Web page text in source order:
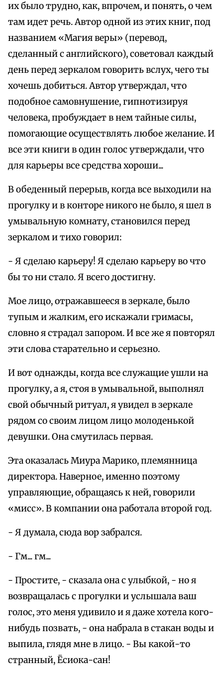
их было трудно, как, впрочем, и понять, о чем
там идет речь. Автор одной из этих книг, под
названием «Магия веры» (перевод,
сделанный с английского), советовал каждый
день перед зеркалом говорить вслух, чего ты
хочешь добиться. Автор утверждал, что
подобное самовнушение, гипнотизируя
человека, пробуждает в нем тайные силы,
помогающие осуществлять любое желание. И
все эти книги в один голос утверждали, что
для карьеры все средства хороши...
В обеденный перерыв, когда все выходили на
прогулку и в конторе никого не было, я шел в
умывальную комнату, становился перед
зеркалом и тихо говорил:
- Я сделаю карьеру! Я сделаю карьеру во что
бы то ни стало. Я всего достигну.
Мое лицо, отражавшееся в зеркале, было
тупым и жалким, его искажали гримасы,
словно я страдал запором. И все же я повторял
эти слова старательно и серьезно.
И вот однажды, когда все служащие ушли на
прогулку, а я, стоя в умывальной, выполнял
свой обычный ритуал, я увидел в зеркале
рядом со своим лицом лицо молоденькой
девушки. Она смутилась первая.
Эта оказалась Миура Марико, племянница
директора. Наверное, именно поэтому
управляющие, обращаясь к ней, говорили
«мисс». В компании она работала второй год.
- Я думала, сюда вор забрался.
- Гм... гм...
- Простите, - сказала она с улыбкой, - но я
возвращалась с прогулки и услышала ваш
голос, это меня удивило и я даже хотела кого-
нибудь позвать, - она набрала в стакан воды и
выпила, глядя мне в лицо. - Вы какой-то
странный, Ёсиока-сан!